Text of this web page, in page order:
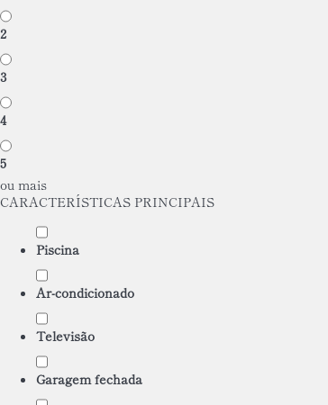
2
3
4
5
ou mais
CARACTERÍSTICAS PRINCIPAIS
Piscina
Ar-condicionado
Televisão
Garagem fechada